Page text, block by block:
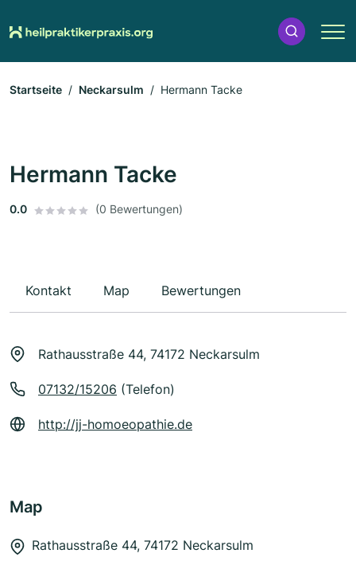
Startseite Neckarsulm Hermann Tacke
Hermann Tacke
0.0 (0 Bewertungen)
Kontakt Map Bewertungen
Rathausstraße 44, 74172 Neckarsulm
07132/15206 (Telefon)
http://jj-homoeopathie.de
Map
Rathausstraße 44, 74172 Neckarsulm